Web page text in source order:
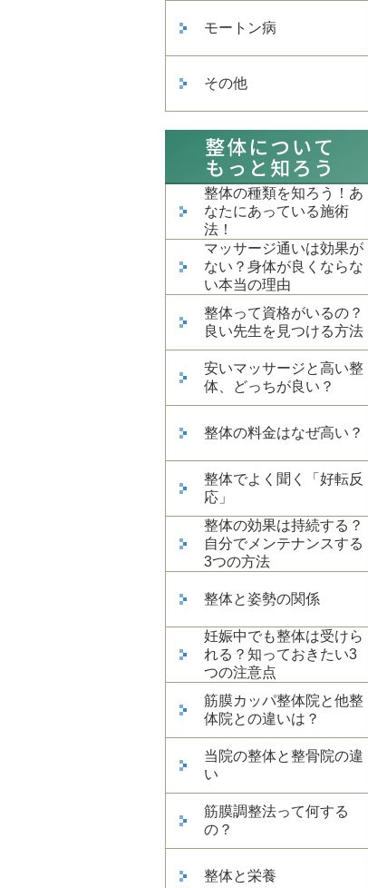
モートン病
その他
整体の種類を知ろう！あ
なたにあっている施術
法！
マッサージ通いは効果が
ない？身体が良くならな
い本当の理由
整体って資格がいるの？
良い先生を見つける方法
安いマッサージと高い整
体、どっちが良い？
整体の料金はなぜ高い？
整体でよく聞く「好転反
応」
整体の効果は持続する？
自分でメンテナンスする
3つの方法
整体と姿勢の関係
妊娠中でも整体は受けら
れる？知っておきたい3
つの注意点
筋膜カッパ整体院と他整
体院との違いは？
当院の整体と整骨院の違
い
筋膜調整法って何する
の？
整体と栄養